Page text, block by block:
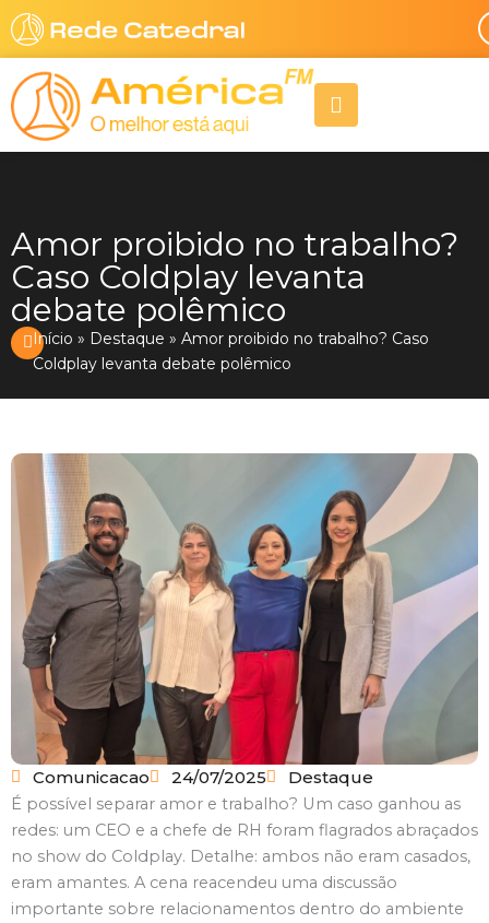
para
o
conteúdo
A
l
g
i
g
h
Amor proibido no trabalho?
Caso Coldplay levanta
debate polêmico
Início » Destaque »Amor proibido no trabalho? Caso
Coldplay levanta debate polêmico
Comunicacao 24/07/2025 Destaque
É possível separar amor e trabalho? Um caso ganhou as
redes: um CEO e a chefe de RH foram flagrados abraçados
no show do Coldplay. Detalhe: ambos não eram casados,
eram amantes. A cena reacendeu uma discussão
importante sobre relacionamentos dentro do ambiente